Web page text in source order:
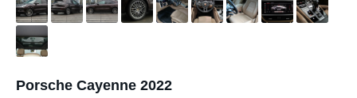
Porsche Cayenne 2022